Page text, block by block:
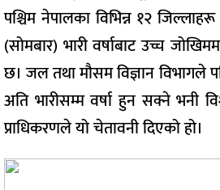
पश्चिम नेपालका विभिन्न १२
(सोमबार) भारी वर्षाबाट उच्च
छ। जल तथा मौसम विज्ञान विभागले
अति भारीसम्म वर्षा हुन सक्ने भनी
प्राधिकरणले यो चेतावनी दिएको हो।